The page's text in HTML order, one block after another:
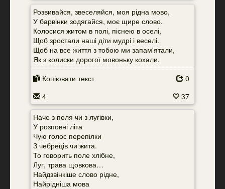
Розвивайся, звеселяйся, моя рідна мово,
У барвінки зодягайся, моє щире слово.
Колосися житом в полі, піснею в оселі,
Щоб зростали наші діти мудрі і веселі.
Щоб на все життя з тобою ми запам'ятали,
Як з колиски дорогої мовоньку кохали.
Копіювати текст
0
4
37
Наче з поля чи з лугівки,
У розповні літа
Чую голос перепілки
З чебреців чи жита.
То говорить поле хлібне,
Луг, трава щовкова…
Найдзвінкіше слово рідне,
Найрідніша мова